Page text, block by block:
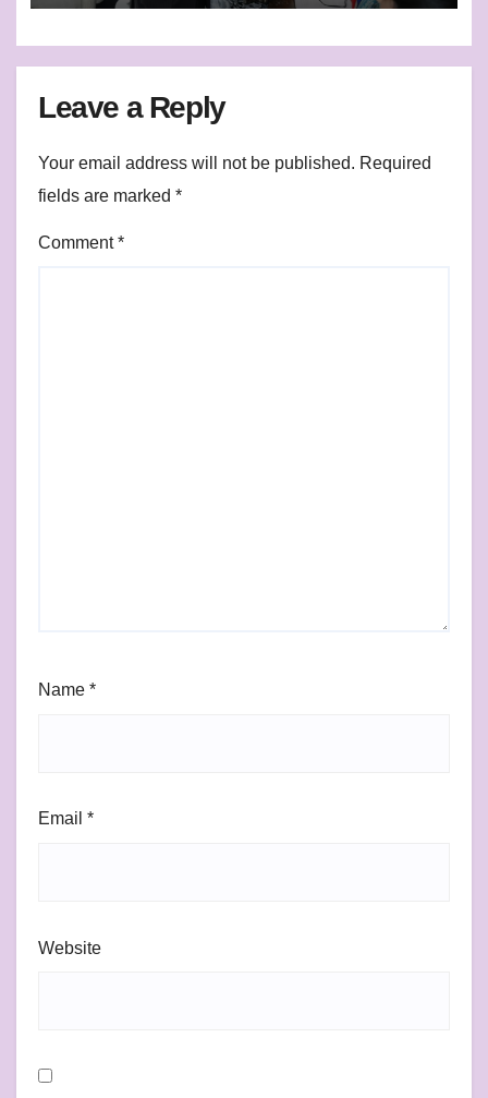
Leave a Reply
Your email address will not be published. Required
fields are marked *
Comment*
Name *
Email *
Website